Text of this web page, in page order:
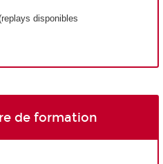
disponibles
de formation